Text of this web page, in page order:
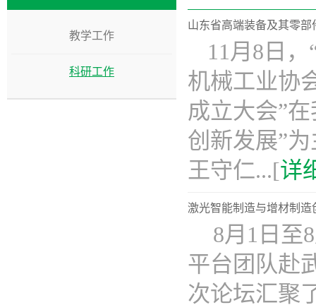
教学工作
科研工作
山东省高端装备及其零
11月8日
机械工业协
成立大会”
创新发展”
王守仁...[详
激光智能制造与增材制
8月1日至
平台团队赴
次论坛汇聚